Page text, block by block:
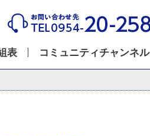
表 コミュニティチャンネル